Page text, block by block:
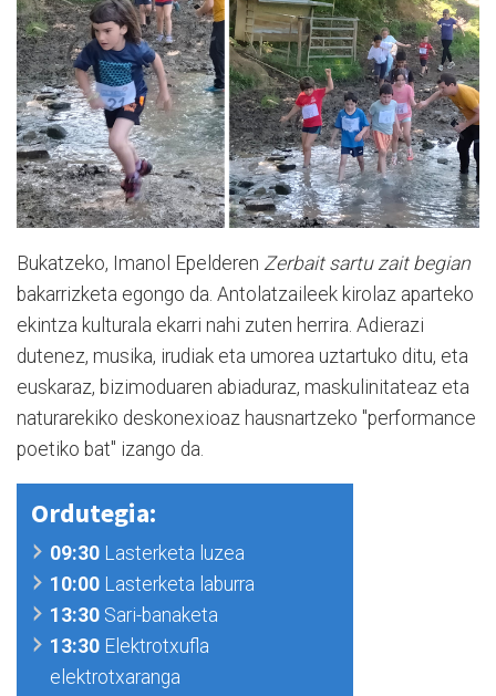
Bukatzeko, Imanol Epelderen Zerbait sartu zait begian
bakarrizketa egongo da. Antolatzaileek kirolaz aparteko
ekintza kulturala ekarri nahi zuten herrira. Adierazi
dutenez, musika, irudiak eta umorea uztartuko ditu, eta
euskaraz, bizimoduaren abiaduraz, maskulinitateaz eta
naturarekiko deskonexioaz hausnartzeko "performance
poetiko bat" izango da.
Ordutegia:
09:30Lasterketa luzea
10:00Lasterketa laburra
13:30Sari-banaketa
13:30Elektrotxufla
elektrotxaranga